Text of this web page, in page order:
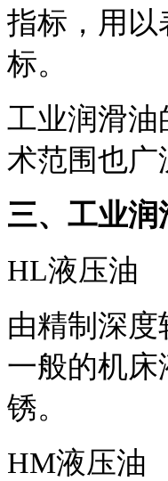
指标，用以
标。
工业润滑油
术范围也广
三、工业润
HL液压油
由精制深
一般的机
锈。
HM液压油